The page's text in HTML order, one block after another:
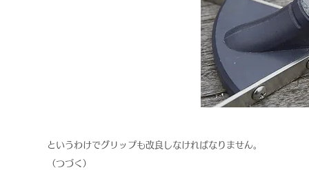
というわけでグリップも改良しなければなりません。
​（つづく）